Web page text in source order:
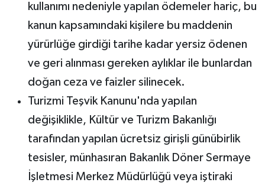
kullanımı nedeniyle yapılan ödemeler hariç, bu
kanun kapsamındaki kişilere bu maddenin
yürürlüğe girdiği tarihe kadar yersiz ödenen
ve geri alınması gereken aylıklar ile bunlardan
doğan ceza ve faizler silinecek.
Turizmi Teşvik Kanunu'nda yapılan
değişiklikle, Kültür ve Turizm Bakanlığı
tarafından yapılan ücretsiz girişli günübirlik
tesisler, münhasıran Bakanlık Döner Sermaye
İşletmesi Merkez Müdürlüğü veya iştiraki